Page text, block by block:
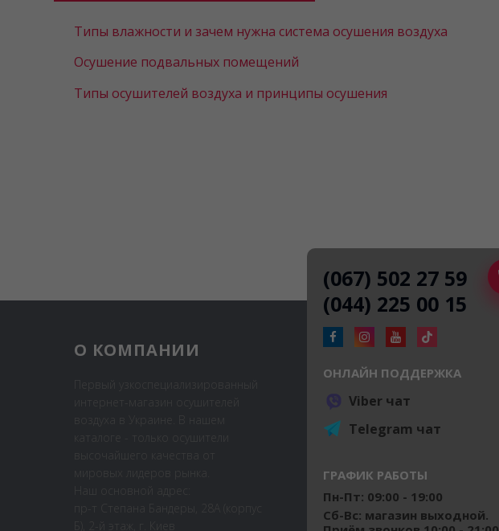
Типы влажности и зачем нужна система осушения воздуха
Осушение подвальных помещений
Типы осушителей воздуха и принципы осушения
О КОМПАНИИ
(067) 502 27 59
(044) 225 00 15
ОНЛАЙН ПОДДЕРЖКА
Viber чат
Telegram чат
ГРАФИК РАБОТЫ
Пн-Пт: 09:00 - 19:00
Сб-Вс: магазин выходной.